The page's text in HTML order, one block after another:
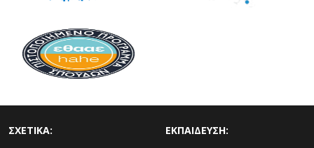
ΣΧΕΤΙΚΑ: ΕΚΠΑΙΔΕΥΣΗ: